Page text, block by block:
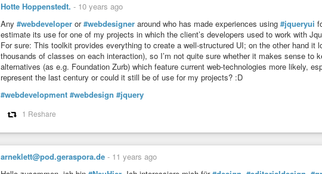
Hotte Hoppenstedt. - 10 years ago
Any #webdeveloper or#webdesigner around who has made experiences using #jqueryui
estimate its use for one of my projects in which the client’s developers used to work with
For sure: This toolkit provides everything to create a well-structured UI; on the other hand
thousands of classes on each interaction), so I’m not quite sure whether it makes sense to
alternatives (as e.g. Foundation Zurb) which feature current web-technologies more likely,
represent the last century or could it still be of use for my projects? :D
#webdevelopment #webdesign #jquery
1 Reshare
arneklett@pod.geraspora.de - 11 years ago